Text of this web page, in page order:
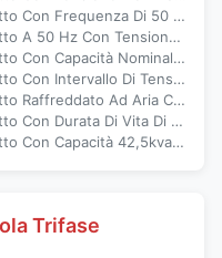
42,5 KVA - 100 KVA E Tensione Nominale 110 V-480 V
480v E AVR sx460 as440 Per Una Potenza Stabile
Tensione Da 110v A 480v E Garanzia Di 2 Anni
E Durata Di 20 Anni Per La Generazione Di Energia Industriale
- 100kva Capacità Per Generazione Di Energia Da 110v A 480v
sx460 as440 AVR Per Una Generazione Di Energia Affidabile
Frequenza 50hz E Garanzia Di 2 Anni
Trifase